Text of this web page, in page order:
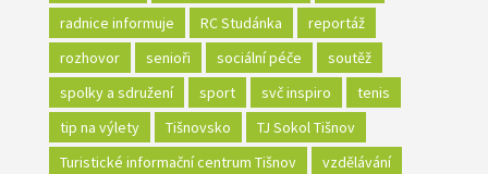
radnice informuje
RC Studánka
reportáž
rozhovor
senioři sociální péče
soutěž
spolky a sdružení
sport svč inspiro
tenis
tip na výlety
Tišnovsko
TJ Sokol Tišnov
Turistické informační centrum Tišnov
vzdělávání